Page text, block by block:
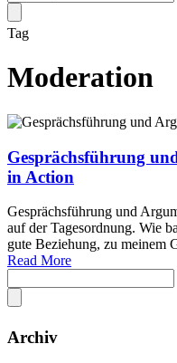
Tag
Moderation
Gesprächsführung
in Action
Gesprächsführung und
auf der Tagesordnung. Wie
gute Beziehung, zu meinem
Read More
Archiv